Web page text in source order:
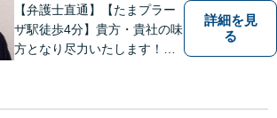
【弁護士直通】【たまプラー
ザ駅徒歩4分】貴方・貴社の味
方となり尽力いたします！当
ください。
詳細を見
る